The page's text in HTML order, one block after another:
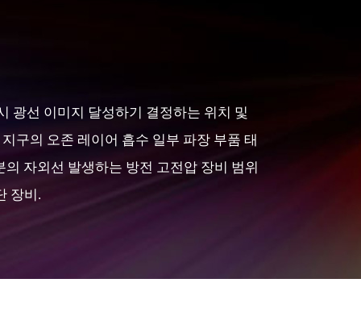
광선 이미지 달성하기 결정하는 위치 및
구의 오존 레이어 흡수 일부 파장 부품 태
자외선 발생하는 방전 고전압 장비 범위
장비.